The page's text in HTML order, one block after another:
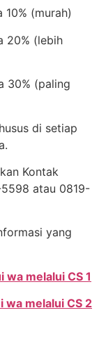
(murah)
20% (lebih
30% (paling
di setiap
Kontak
atau 0819-
yang
melalui CS 1
wa melalui CS 2